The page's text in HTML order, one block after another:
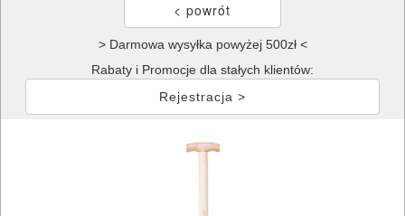
> Darmowa wysyłka powyżej 500zł <
Rabaty i Promocje dla stałych klientów:
Rejestracja >